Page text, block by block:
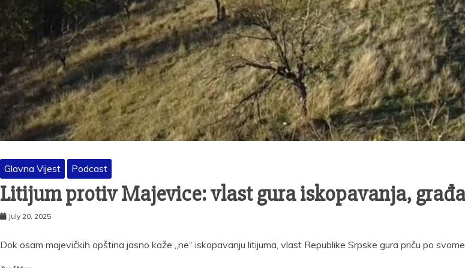
Glavna Vijest Podcast
Litijum protiv Majevice: vlast gura iskopavanja,
July 20, 2025
Dok osam majevičkih opština jasno kaže „ne“ iskopavanju litijuma, vlast Republike Srpske gura priču po